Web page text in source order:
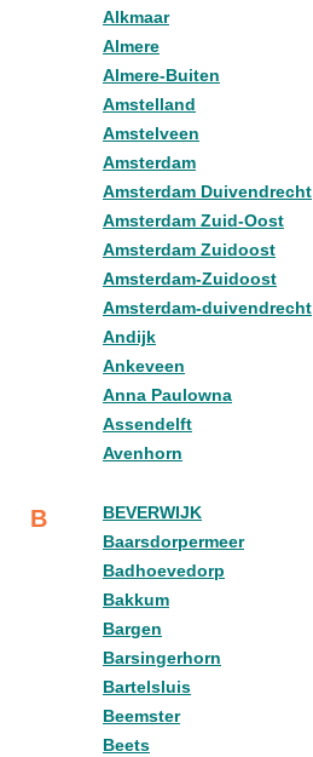
Alkmaar
Almere
Almere-Buiten
Amstelland
Amstelveen
Amsterdam
Amsterdam Duivendrecht
Amsterdam Zuid-Oost
Amsterdam Zuidoost
Amsterdam-Zuidoost
Amsterdam-duivendrecht
Andijk
Ankeveen
Anna Paulowna
Assendelft
Avenhorn
B
BEVERWIJK
Baarsdorpermeer
Badhoevedorp
Bakkum
Bargen
Barsingerhorn
Bartelsluis
Beemster
Beets